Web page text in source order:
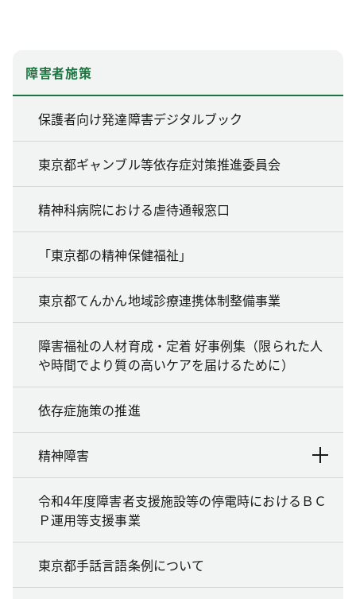
障害者施策
保護者向け発達障害デジタルブック
東京都ギャンブル等依存症対策推進委員会
精神科病院における虐待通報窓口
「東京都の精神保健福祉」
東京都てんかん地域診療連携体制整備事業
障害福祉の人材育成・定着 好事例集（限られた人
や時間でより質の高いケアを届けるために）
依存症施策の推進
精神障害
令和4年度障害者支援施設等の停電時におけるＢＣ
Ｐ運用等支援事業
東京都手話言語条例について